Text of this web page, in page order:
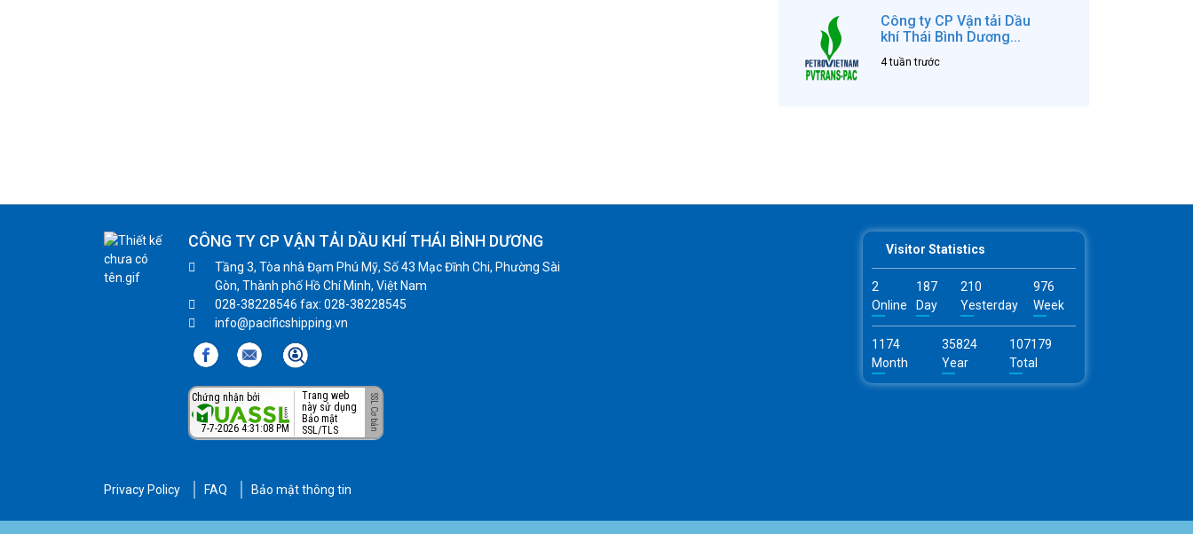
Công ty CP Vận tải Dầu
khí Thái Bình Dương...
4 tuần trước
CÔNG TY CP VẬN TẢI DẦU KHÍ THÁI BÌNH DƯƠNG
Tầng 3, Tòa nhà Đạm Phú Mỹ, Số 43 Mạc Đĩnh Chi, Phường Sài
Gòn, Thành phố Hồ Chí Minh, Việt Nam
028-38228546 fax: 028-38228545
info@pacificshipping.vn
Chứng nhận bởi
7-7-2026 4:31:08 PM
Trang web
này sử dụng
Bảo mật
SSL/TLS
Visitor Statistics
2
Online
187
Day
210
Yesterday
976
Week
1174
Month
35824
Year
107179
Total
Privacy Policy FAQ Bảo mật thông tin